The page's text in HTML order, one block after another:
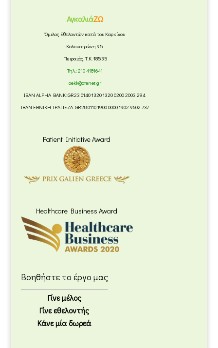
ΑγκαλιάΖΩ
Όμιλος Εθελοντών κατά του Καρκίνου
Κολοκοτρώνη 95
Πειραιάς, Τ.Κ. 18535
Τηλ.:210 4181641
oekk@otenet.gr
IBAN ALPHA BANK: GR23 0140 1320 1320 0200 2003 294
IBAN ΕΘΝΙΚΗ ΤΡΑΠΕΖΑ: GR28 0110 1900 0000 1902 9602 737
Patient Initiative Award
Healthcare Business Award
Βοηθήστε το έργο μας
Γίνε μέλος
Γίνε εθελοντής
Κάνε μία δωρεά